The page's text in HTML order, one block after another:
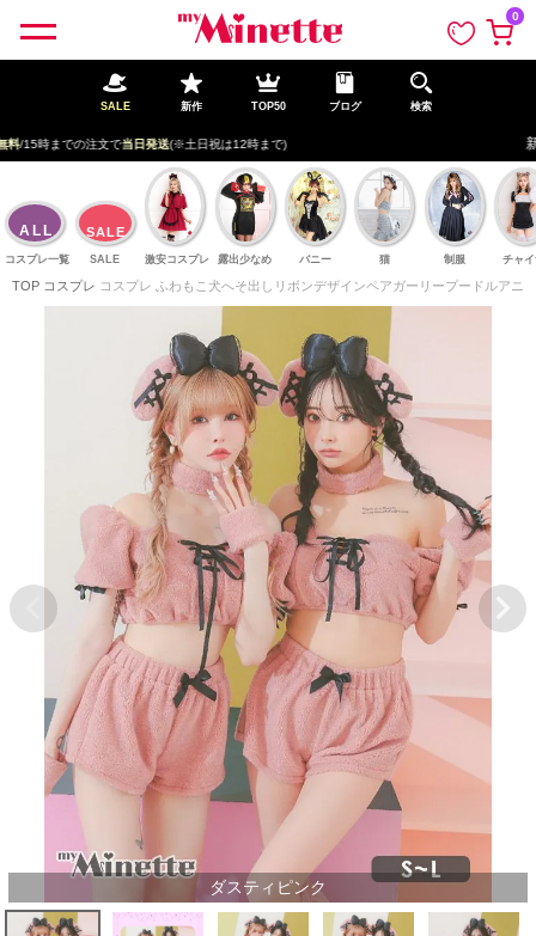
0
SALE 新作 TOP50 ブログ 検索
5,000円以上で送料無料/15時までの注文で
ALL
コスプレ一覧
SALE
SALE 激安コスプレ 露出少なめ バニー 猫 制服 チャ
TOP コスプレ コスプレ ふわもこ犬へそ出しリボンデザインペアガーリープードルア
ダスティピンク
ペー
ジト
ップ